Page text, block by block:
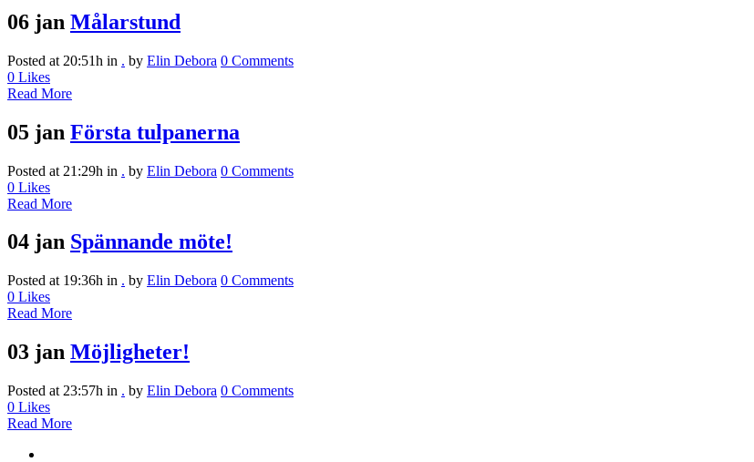
06 jan Målarstund
Posted at 20:51h in . by Elin Debora 0 Comments
0 Likes
Read More
05 jan Första tulpanerna
Posted at 21:29h in . by Elin Debora 0 Comments
0 Likes
Read More
04 jan Spännande möte!
Posted at 19:36h in . by Elin Debora 0 Comments
0 Likes
Read More
03 jan Möjligheter!
Posted at 23:57h in . by Elin Debora 0 Comments
0 Likes
Read More